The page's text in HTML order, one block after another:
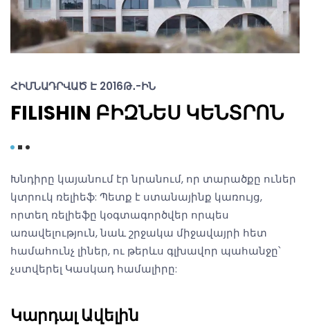
ՀԻՄՆԱԴՐՎԱԾ Է 2016Թ․-ԻՆ
FILISHIN ԲԻԶՆԵՍ ԿԵՆՏՐՈՆ
Խնդիրը կայանում էր նրանում, որ տարածքը ուներ
կտրուկ ռելիեֆ: Պետք է ստանայինք կառույց,
որտեղ ռելիեֆը կօգտագործվեր որպես
առավելություն, նաև շրջակա միջավայրի հետ
համահունչ լիներ, ու թերևս գլխավոր պահանջը՝
չստվերել Կասկադ համալիրը:
Կարդալ Ավելին